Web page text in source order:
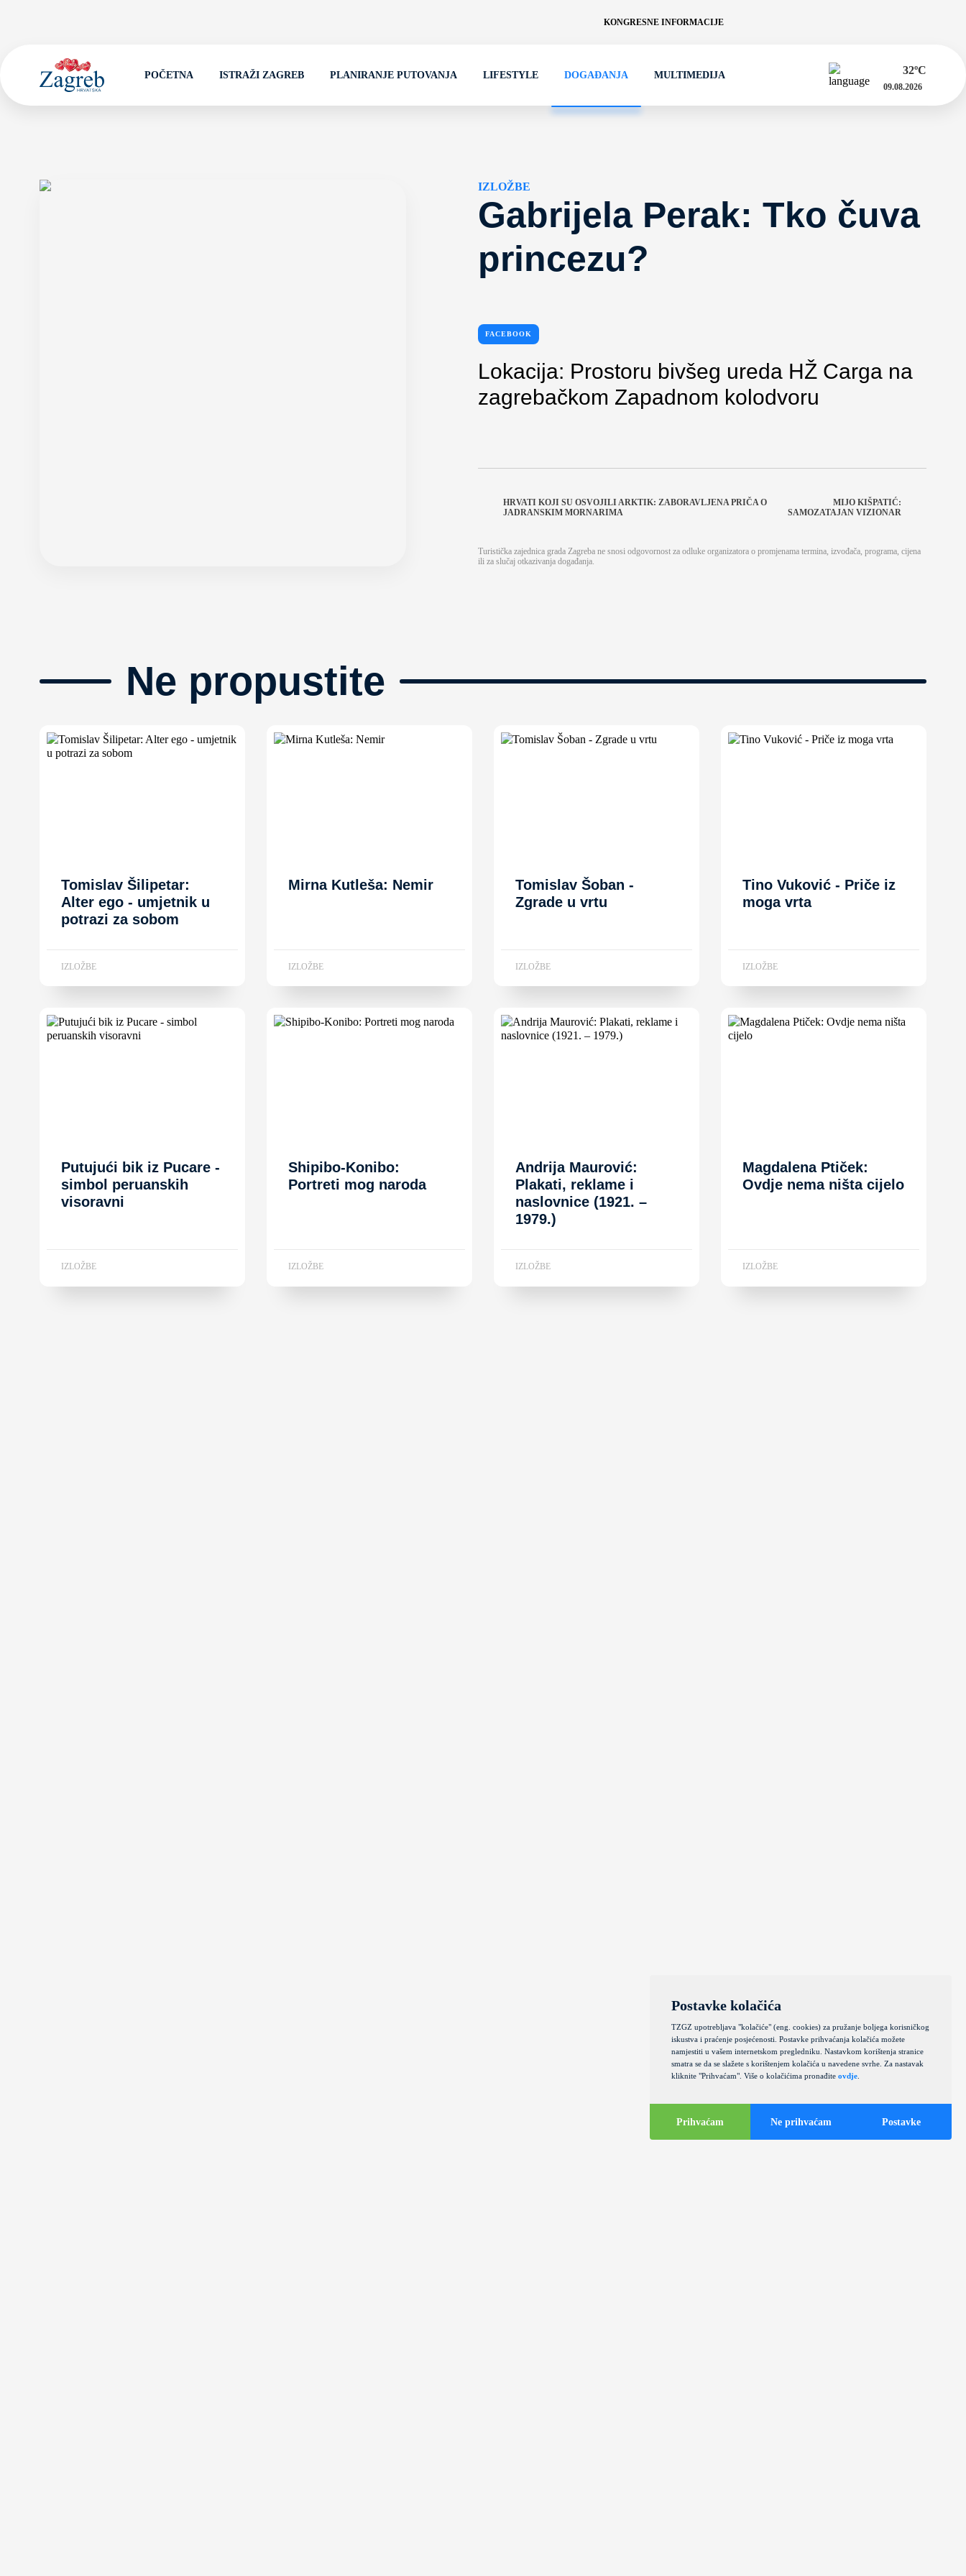
KONGRESNE INFORMACIJE
POČETNA ISTRAŽI ZAGREB PLANIRANJE PUTOVANJA LIFESTYLE DOGAĐANJA MULTIMEDIJA 32ºC
09.08.2026
IZLOŽBE
Gabrijela Perak: Tko čuva
princezu?
FACEBOOK
Lokacija: Prostoru bivšeg ureda HŽ Carga na
zagrebačkom Zapadnom kolodvoru
HRVATI KOJI SU OSVOJILI ARKTIK: ZABORAVLJENA PRIČA O
JADRANSKIM MORNARIMA
MIJO KIŠPATIĆ:
SAMOZATAJAN VIZIONAR
Turistička zajednica grada Zagreba ne snosi odgovornost za odluke organizatora o promjenama termina, izvođača, programa, cijena
ili za slučaj otkazivanja događanja.
Ne propustite
Tomislav Šilipetar:
Alter ego - umjetnik u
potrazi za sobom
IZLOŽBE
Mirna Kutleša: Nemir
IZLOŽBE
Tomislav Šoban -
Zgrade u vrtu
IZLOŽBE
Tino Vuković - Priče iz
moga vrta
IZLOŽBE
Putujući bik iz Pucare -
simbol peruanskih
visoravni
IZLOŽBE
Shipibo-Konibo:
Portreti mog naroda
IZLOŽBE
Andrija Maurović:
Plakati, reklame i
naslovnice (1921. –
1979.)
IZLOŽBE
Magdalena Ptiček:
Ovdje nema ništa cijelo
IZLOŽBE
Postavke kolačića
TZGZ upotrebljava "kolačiće" (eng. cookies) za pružanje boljega korisničkog
iskustva i praćenje posjećenosti. Postavke prihvaćanja kolačića možete
namjestiti u vašem internetskom pregledniku. Nastavkom korištenja stranice
smatra se da se slažete s korištenjem kolačića u navedene svrhe. Za nastavak
kliknite "Prihvaćam". Više o kolačićima pronađite ovdje
Prihvaćam Ne prihvaćam Postavke